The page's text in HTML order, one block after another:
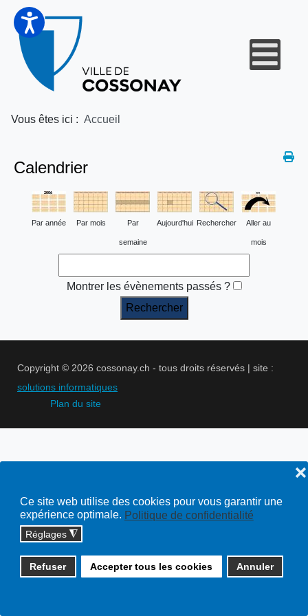
Ce site web utilise des cookies pour vous garantir une
expérience optimale. Politique de confidentialité
Réglages ◮
Refuser Accepter tous les cookies Annuler
❌
Vous êtes ici : Accueil
Calendrier
Par année Par mois Par
semaine
Aujourd'hui Rechercher Aller au
mois
Montrer les évènements passés ?
Copyright © 2026 cossonay.ch - tous droits réservés | site :
solutions informatiques
Plan du site